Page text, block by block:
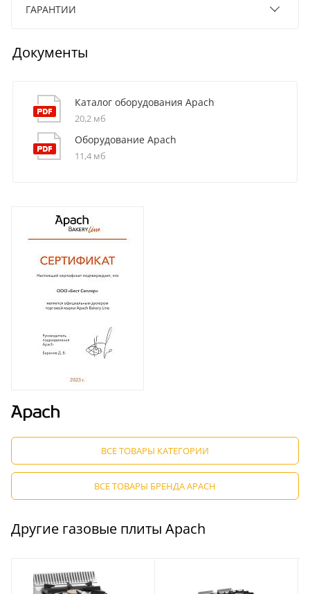
ГАРАНТИИ
Документы
Каталог оборудования Apach
20,2 мб
Оборудование Apach
11,4 мб
ВСЕ ТОВАРЫ КАТЕГОРИИ
ВСЕ ТОВАРЫ БРЕНДА APACH
Другие газовые плиты Apach